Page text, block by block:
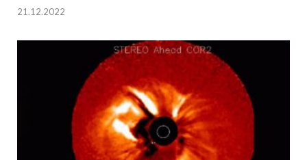
21.12.2022